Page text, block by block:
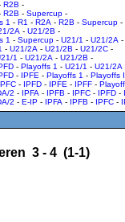
R2B -
R2B - Supercup -
1 - R1 - R2A - R2B - Supercup -
2A - U21/2B -
1 - Supercup - U21/1 - U21/2A -
- U21/2A - U21/2B - U21/2C -
1 - U21/2A - U21/2B -
- Playoffs 1 - U21/1 - U21/2A
- IPFE - Playoffs 1 - Playoffs
- IPFD - IPFE - IPFF -
2 - IPFA - IPFB - IPFC - IPFD -
2 - E-IP - IPFA - IPFB - IPFC -
3 - 4 (1-1)